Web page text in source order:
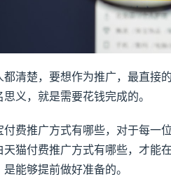
都清楚，要想作为推广，最直接
思义，就是需要花钱完成的。
付费推广方式有哪些，对于每一位
天猫付费推广方式有哪些，才能
能够提前做好准备的。